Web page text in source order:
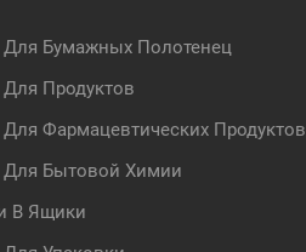
Бумажных Полотенец
Продуктов
Фармацевтических Продуктов
Бытовой Химии
В Ящики